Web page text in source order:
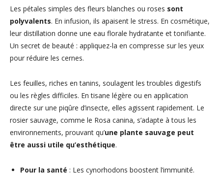
Les pétales simples des fleurs blanches ou roses sont
polyvalents. En infusion, ils apaisent le stress. En cosmétique,
leur distillation donne une eau florale hydratante et tonifiante.
Un secret de beauté : appliquez-la en compresse sur les yeux
pour réduire les cernes.
Les feuilles, riches en tanins, soulagent les troubles digestifs
ou les règles difficiles. En tisane légère ou en application
directe sur une piqûre d’insecte, elles agissent rapidement. Le
rosier sauvage, comme le Rosa canina, s’adapte à tous les
environnements, prouvant qu’une plante sauvage peut
être aussi utile qu’esthétique.
Pour la santé : Les cynorhodons boostent l’immunité.